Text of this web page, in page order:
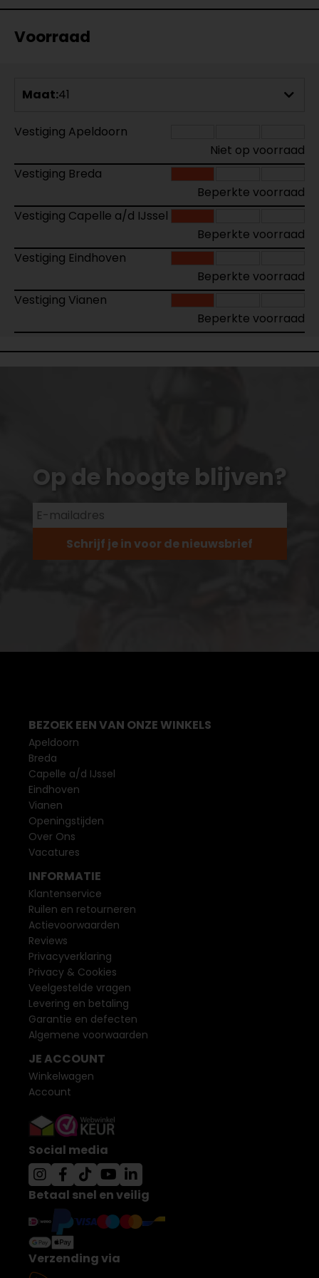
Voorraad
Maat:41
Vestiging Apeldoorn
Niet op voorraad
Vestiging Breda
Beperkte voorraad
Vestiging Capelle a/d IJssel
Beperkte voorraad
Vestiging Eindhoven
Beperkte voorraad
Vestiging Vianen
Beperkte voorraad
Op de hoogte blijven?
Schrijf je in voor de nieuwsbrief
BEZOEK EEN VAN ONZE WINKELS
Apeldoorn
Breda
Capelle a/d IJssel
Eindhoven
Vianen
Openingstijden
Over Ons
Vacatures
INFORMATIE
Klantenservice
Ruilen en retourneren
Actievoorwaarden
Reviews
Privacyverklaring
Privacy & Cookies
Veelgestelde vragen
Levering en betaling
Garantie en defecten
Algemene voorwaarden
JE ACCOUNT
Winkelwagen
Account
Social media
Betaal snel en veilig
Verzending via